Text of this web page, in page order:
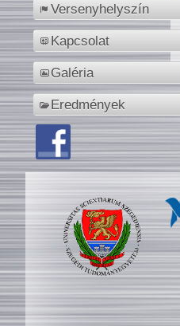
Versenyhelyszín
Kapcsolat
Galéria
Eredmények